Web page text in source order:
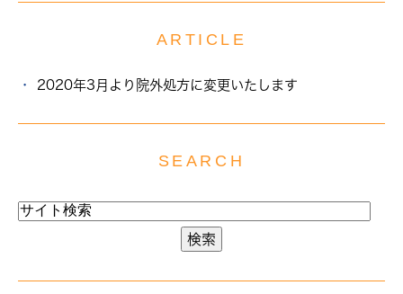
ARTICLE
2020年3月より院外処方に変更いたします
SEARCH